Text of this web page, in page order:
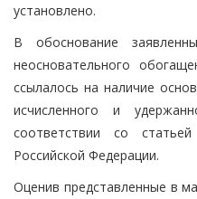
установлено.
В обоснование
неосновательного
ссылалось на наличие
исчисленного и
соответствии со
Российской Федерации.
Оценив представленные в